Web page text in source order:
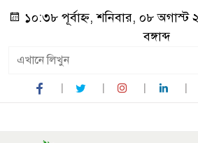
১০:৩৮ পূর্বাহ্ন, শনিবার, ০৮
বঙ্গাব্দ